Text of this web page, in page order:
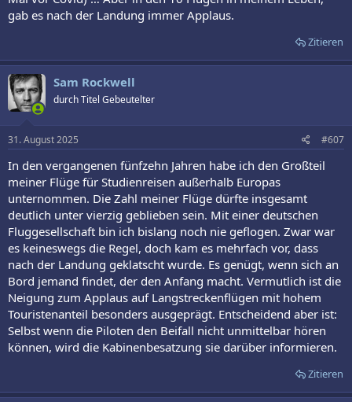
gab es nach der Landung immer Applaus.
Zitieren
Sam Rockwell
durch Titel Gebeutelter
31. August 2025 #607
In den vergangenen fünfzehn Jahren habe ich den Großteil
meiner Flüge für Studienreisen außerhalb Europas
unternommen. Die Zahl meiner Flüge dürfte insgesamt
deutlich unter vierzig geblieben sein. Mit einer deutschen
Fluggesellschaft bin ich bislang noch nie geflogen. Zwar war
es keineswegs die Regel, doch kam es mehrfach vor, dass
nach der Landung geklatscht wurde. Es genügt, wenn sich an
Bord jemand findet, der den Anfang macht. Vermutlich ist die
Neigung zum Applaus auf Langstreckenflügen mit hohem
Touristenanteil besonders ausgeprägt. Entscheidend aber ist:
Selbst wenn die Piloten den Beifall nicht unmittelbar hören
können, wird die Kabinenbesatzung sie darüber informieren.
Zitieren